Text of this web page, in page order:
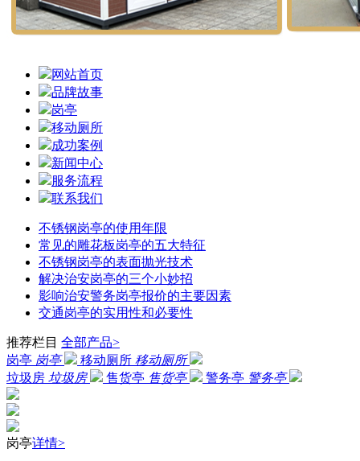
网站首页
品牌故事
岗亭
移动厕所
成功案例
新闻中心
服务流程
联系我们
不锈钢岗亭的使用年限
常见的雕花板岗亭的五大特征
不锈钢岗亭的表面抛光技术
解决治安岗亭的三个小妙招
影响治安警务岗亭报价的主要因素
交通岗亭的实用性和必要性
推荐栏目 全部产品>
岗亭 岗亭 移动厕所 移动厕所
垃圾房 垃圾房 售货亭 售货亭 警务亭 警务亭
岗亭详情>